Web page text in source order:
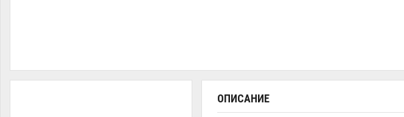
ОПИСАНИЕ